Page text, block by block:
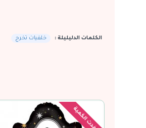
الكلمات الدليليلة : خلفيات تخرج